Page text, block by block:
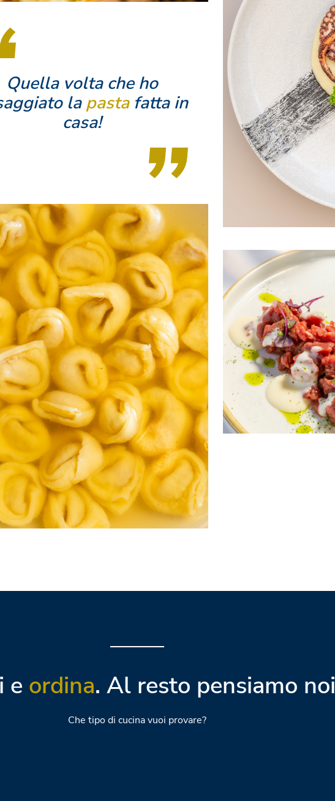
Quella volta che ho
lapastafatta in
casa!
e ordina. Al resto pensiamo noi
Che tipo di cucina vuoi provare?